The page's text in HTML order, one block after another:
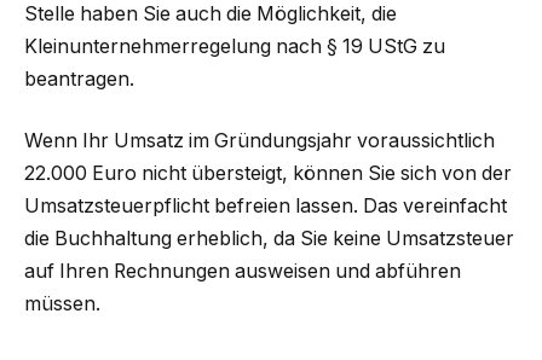
Stelle haben Sie auch die Möglichkeit, die
Kleinunternehmerregelung nach § 19 UStG zu
beantragen.
Wenn Ihr Umsatz im Gründungsjahr voraussichtlich
22.000 Euro nicht übersteigt, können Sie sich von der
Umsatzsteuerpflicht befreien lassen. Das vereinfacht
die Buchhaltung erheblich, da Sie keine Umsatzsteuer
auf Ihren Rechnungen ausweisen und abführen
müssen.